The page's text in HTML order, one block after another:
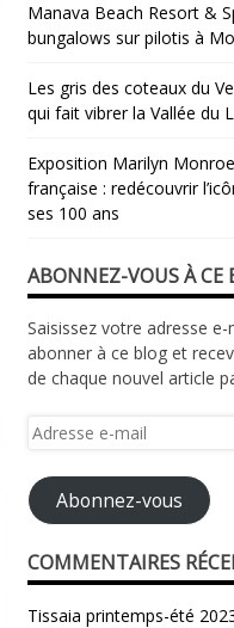
Manava Beach Resort &
bungalows sur pilotis à
Les gris des coteaux du
qui fait vibrer la Vallée du
​Exposition Marilyn
française : redécouvrir
ses 100 ans
ABONNEZ-VOUS À CE
Saisissez votre adresse
abonner à ce blog et
de chaque nouvel article
Adresse
mail
Abonnez-vous
COMMENTAIRES
Tissaia printemps-été